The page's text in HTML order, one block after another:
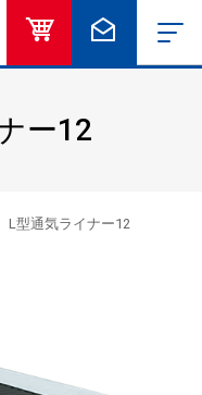
オンラインショ
ー12
L型通気ライナー12